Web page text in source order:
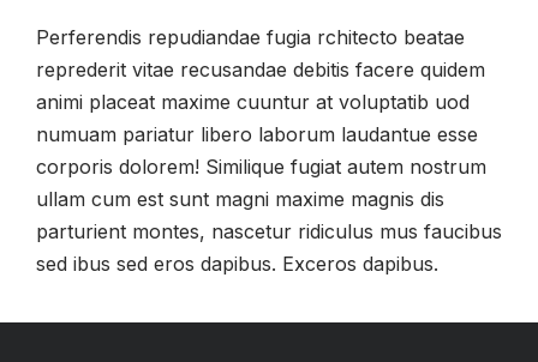
Perferendis repudiandae fugia rchitecto beatae
reprederit vitae recusandae debitis facere quidem
animi placeat maxime cuuntur at voluptatib uod
numuam pariatur libero laborum laudantue esse
corporis dolorem! Similique fugiat autem nostrum
ullam cum est sunt magni maxime magnis dis
parturient montes, nascetur ridiculus mus faucibus
sed ibus sed eros dapibus. Exceros dapibus.